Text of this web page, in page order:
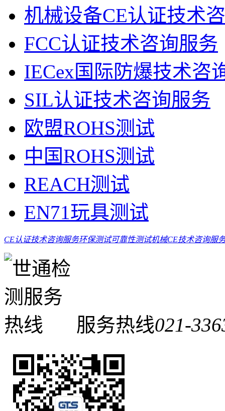
机械设备CE认证技术
FCC认证技术咨询服务
IECex国际防爆技术咨
SIL认证技术咨询服务
欧盟ROHS测试
中国ROHS测试
REACH测试
EN71玩具测试
CE认证技术咨询服务环保测试可靠性测试机械CE技术咨询服
服务热线021-